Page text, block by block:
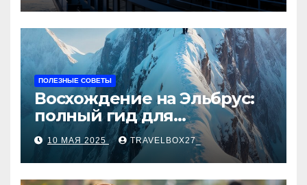
ПОЛЕЗНЫЕ СОВЕТЫ
Восхождение на Эльбрус:
полный гид для
покорителя высочайшей
вершины Европы
10 МАЯ 2025 TRAVELBOX27_